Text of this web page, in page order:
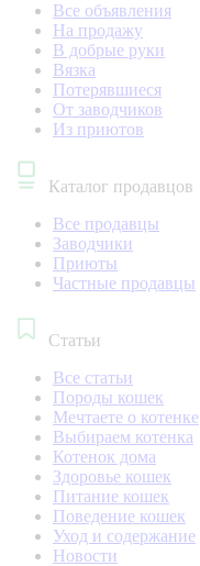
Все объявления
На продажу
В добрые руки
Вязка
Потерявшиеся
От заводчиков
Из приютов
Каталог продавцов
Все продавцы
Заводчики
Приюты
Частные продавцы
Статьи
Все статьи
Породы кошек
Мечтаете о котенке
Выбираем котенка
Котенок дома
Здоровье кошек
Питание кошек
Поведение кошек
Уход и содержание
Новости